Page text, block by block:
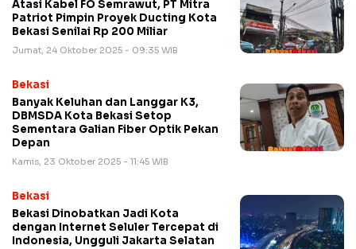
Atasi Kabel FO Semrawut, PT Mitra
Patriot Pimpin Proyek Ducting Kota
Bekasi Senilai Rp 200 Miliar
Jumat, 24 Oktober 2025 - 09:35 WIB
Bekasi
Banyak Keluhan dan Langgar K3,
DBMSDA Kota Bekasi Setop
Sementara Galian Fiber Optik Pekan
Depan
Kamis, 23 Oktober 2025 - 11:45 WIB
Bekasi
Bekasi Dinobatkan Jadi Kota
dengan Internet Seluler Tercepat di
Indonesia, Ungguli Jakarta Selatan